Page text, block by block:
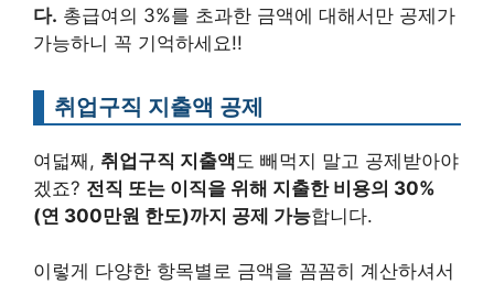
다. 총급여의 3%를 초과한 금액에 대해서만 공제가
가능하니 꼭 기억하세요!!
취업구직 지출액 공제
여덟째, 취업구직 지출액 도 빼먹지 말고 공제받아야
겠죠? 전직 또는 이직을 위해 지출한 비용의 30%
(연 300만원 한도)까지 공제 가능합니다.
이렇게 다양한 항목별로 금액을 꼼꼼히 계산하셔서